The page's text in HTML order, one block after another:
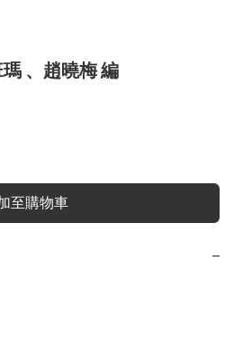
、趙曉梅 編
至購物車
−